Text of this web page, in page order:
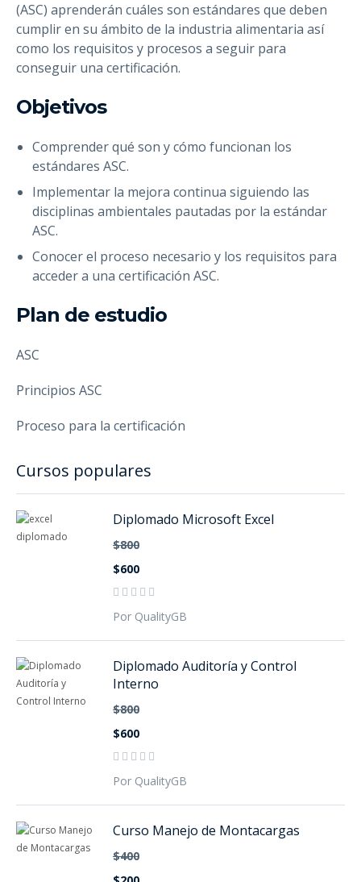
(ASC) aprenderán cuáles son estándares que deben
cumplir en su ámbito de la industria alimentaria así
como los requisitos y procesos a seguir para
conseguir una certificación.
Objetivos
Comprender qué son y cómo funcionan los
estándares ASC.
Implementar la mejora continua siguiendo las
disciplinas ambientales pautadas por la estándar
ASC.
Conocer el proceso necesario y los requisitos para
acceder a una certificación ASC.
Plan de estudio
ASC
Principios ASC
Proceso para la certificación
Cursos populares
Diplomado Microsoft Excel
$800
$600
Por QualityGB
Diplomado Auditoría y Control
Interno
$800
$600
Por QualityGB
Curso Manejo de Montacargas
$400